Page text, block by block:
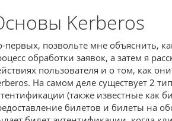
Kerberos
первых, позвольте мне объяснить,
обработки заявок, а затем я
пользователя и о том, как
На самом деле существует 2
(также известные как
билетов и билеты на